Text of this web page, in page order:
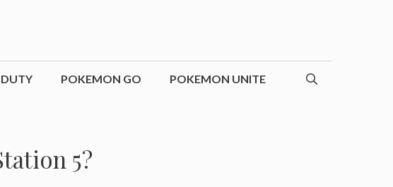
POKEMON GO POKEMON UNITE
5?